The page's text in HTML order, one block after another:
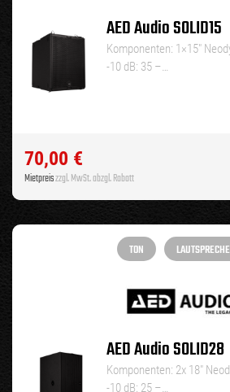
AED Audio SOLID15
Komponenten: 1×15″
-10 dB: 35 –…
70,00 €
Mietpreiszzgl. MwSt. abzgl. Rabatt
TON
AED Audio SOLID28
Komponenten: 2x 18″
-10 dB: 25 –…